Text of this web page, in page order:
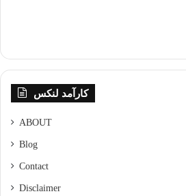
کارآمد لنکس
ABOUT
Blog
Contact
Disclaimer